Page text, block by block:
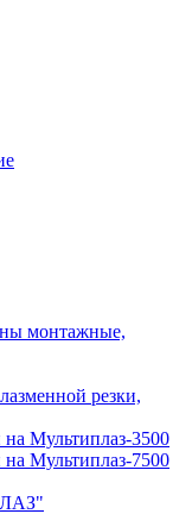
монтажные,
резки,
на Мультиплаз-3500
на Мультиплаз-7500